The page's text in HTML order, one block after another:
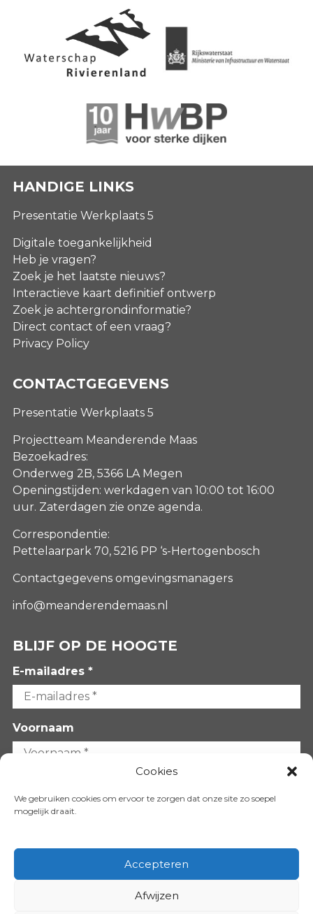
Cookies
We gebruiken cookies om ervoor te zorgen dat onze site zo soepel
mogelijk draait.
Accepteren
Afwijzen
HANDIGE LINKS
Presentatie Werkplaats 5
Digitale toegankelijkheid
Heb je vragen?
Zoek je het laatste nieuws?
Interactieve kaart definitief ontwerp
Zoek je achtergrondinformatie?
Direct contact of een vraag?
Privacy Policy
CONTACTGEGEVENS
Presentatie Werkplaats 5
Projectteam Meanderende Maas
Bezoekadres:
Onderweg 2B, 5366 LA Megen
Openingstijden: werkdagen van 10:00 tot 16:00
uur. Zaterdagen zie onze agenda.
Correspondentie:
Pettelaarpark 70, 5216 PP ‘s-Hertogenbosch
Contactgegevens omgevingsmanagers
info@meanderendemaas.nl
BLIJF OP DE HOOGTE
E-mailadres *
Voornaam
VOLG ONS OP: